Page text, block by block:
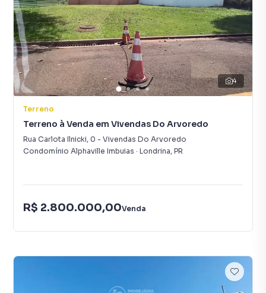
4
Terreno
Terreno à Venda em Vivendas Do Arvoredo
Rua Carlota Ilnicki, 0 - Vivendas Do Arvoredo
Condomínio Alphaville Imbuias · Londrina, PR
R$ 2.800.000,00Venda